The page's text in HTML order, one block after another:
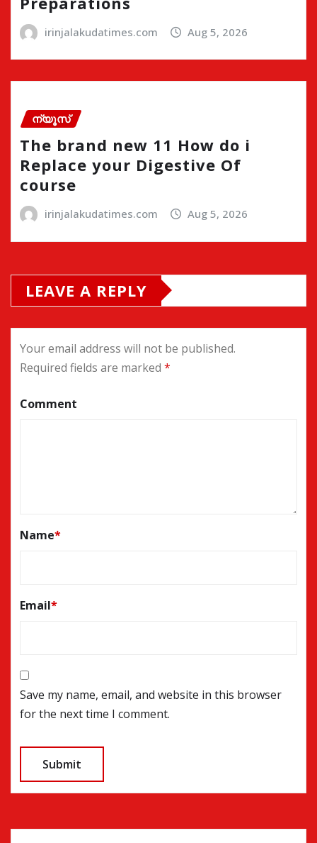
irinjalakudatimes.com Aug 5, 2026
ന്യൂസ്
The brand new 11 How do i
Replace your Digestive Of
course
irinjalakudatimes.com Aug 5, 2026
LEAVE A REPLY
Your email address will not be published.
Required fields are marked *
Comment
Name*
Email*
Save my name, email, and website in this browser
for the next time I comment.